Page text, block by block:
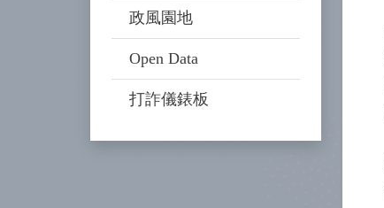
政風園地
Open Data
打詐儀錶板